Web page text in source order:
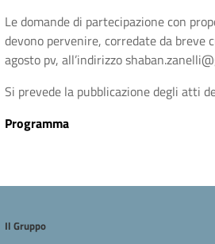
Le domande di partecipazione con
devono pervenire, corredate da breve
agosto pv, all’indirizzo
Si prevede la pubblicazione degli atti
Programma
Il Gruppo